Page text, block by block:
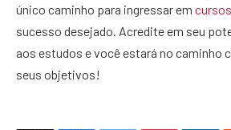
único caminho para ingressar em
sucesso desejado. Acredite em seu
aos estudos e você estará no caminho
seus objetivos!